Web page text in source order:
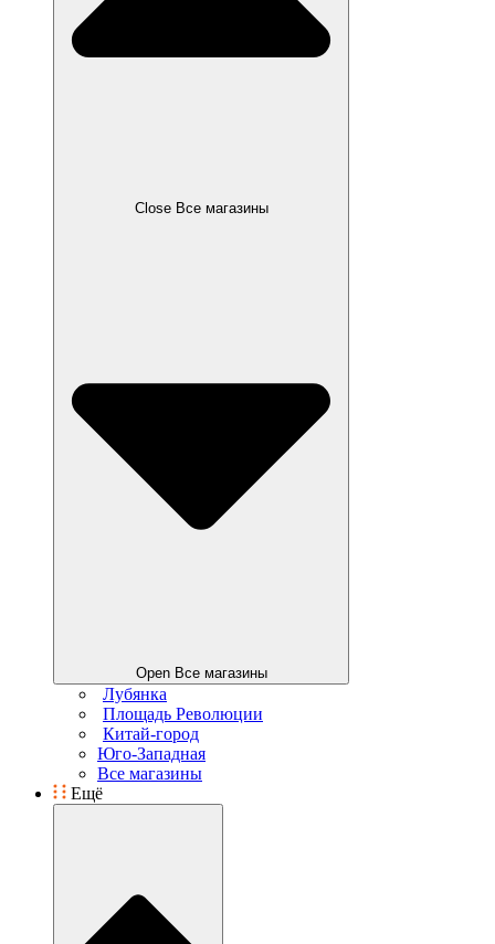
Close Все магазины
Open Все магазины
Лубянка
Площадь Революции
Китай-город
Юго-Западная
Все магазины
Ещё